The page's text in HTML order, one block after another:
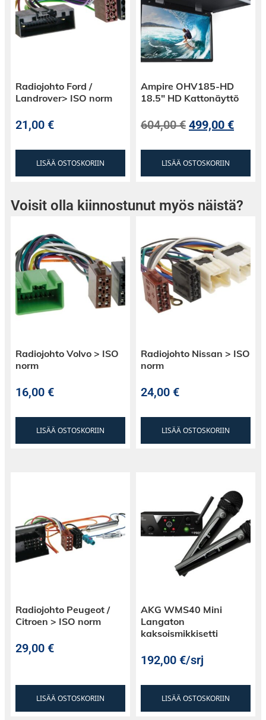
Radiojohto Ford /
Landrover> ISO norm
21,00€
LISÄÄ OSTOSKORIIN
Ampire OHV185-HD
18.5″ HD Kattonäyttö
604,00€ 499,00€
LISÄÄ OSTOSKORIIN
Voisit olla kiinnostunut myös näistä?
Radiojohto Volvo > ISO
norm
16,00€
LISÄÄ OSTOSKORIIN
Radiojohto Nissan > ISO
norm
24,00€
LISÄÄ OSTOSKORIIN
Radiojohto Peugeot /
Citroen > ISO norm
29,00€
LISÄÄ OSTOSKORIIN
AKG WMS40 Mini
Langaton
kaksoismikkisetti
192,00€/srj
LISÄÄ OSTOSKORIIN